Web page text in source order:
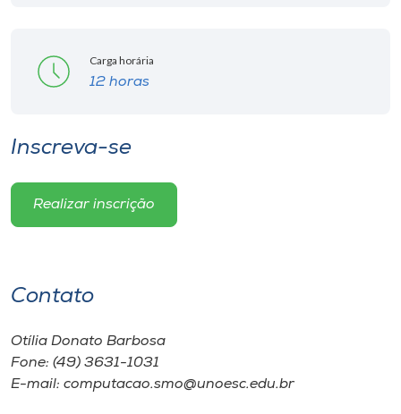
A-
Carga horária
12 horas
Inscreva-se
Realizar inscrição
Contato
Otília Donato Barbosa
Fone: (49) 3631-1031
E-mail: computacao.smo@unoesc.edu.br